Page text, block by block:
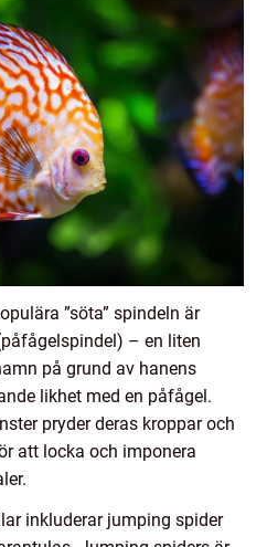
”söta” spindeln är
– en liten
på grund av hanens
likhet med en påfågel.
pryder deras kroppar och
att locka och imponera
inkluderar jumping spider